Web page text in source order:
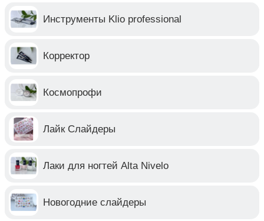
Инструменты Klio professional
Корректор
Космопрофи
Лайк Слайдеры
Лаки для ногтей Alta Nivelo
Новогодние слайдеры